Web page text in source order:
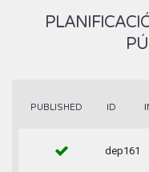
PUBLISHED ID
dep161